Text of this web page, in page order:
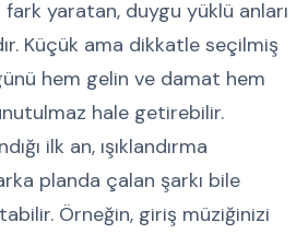
yaratan, duygu yüklü anları
Küçük ama dikkatle seçilmiş
hem gelin ve damat hem
hale getirebilir.
ilk an, ışıklandırma
planda çalan şarkı bile
Örneğin, giriş müziğinizi